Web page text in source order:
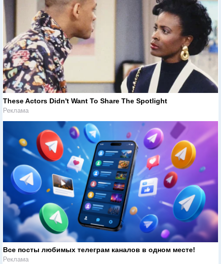
These Actors Didn't Want To Share The Spotlight
Реклама
Все посты любимых телеграм каналов в одном месте!
Реклама